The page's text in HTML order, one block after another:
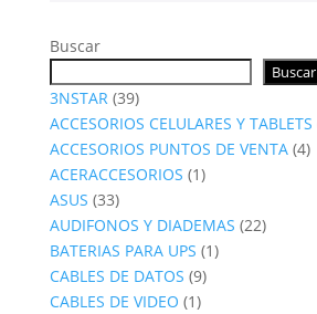
Buscar
Buscar
3NSTAR 3939
productos
ACCESORIOS CELULARES Y TABLETS
ACCESORIOS PUNTOS DE VENTA 44
ACERACCESORIOS 11
ASUS 3333
productos
AUDIFONOS Y DIADEMAS 2222
BATERIAS PARA UPS 11
CABLES DE DATOS 99
productos
CABLES DE VIDEO 11